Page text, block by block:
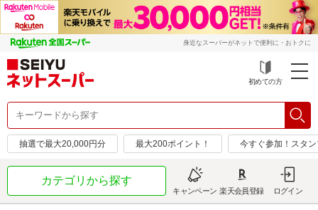
身近なスーパーがネットで便利に・おトクに
初めての方
抽選で最大20,000円分 最大200ポイント！ 今すぐ参加！スタ
カテゴリから探す
キャンペーン 楽天会員登録 ログイン